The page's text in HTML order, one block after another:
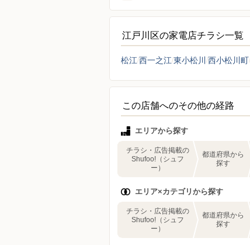
江戸川区の家電店チラシ一覧
松江 西一之江 東小松川 西小松川町
この店舗へのその他の経路
エリアから探す
チラシ・広告掲載の
Shufoo!（シュフ
ー）
都道府県から
探す
エリア×カテゴリから探す
チラシ・広告掲載の
Shufoo!（シュフ
ー）
都道府県から
探す